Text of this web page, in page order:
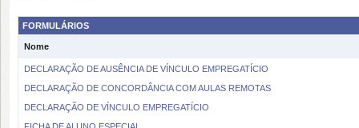
FORMULÁRIOS
Nome
DECLARAÇÃO DE AUSÊNCIA DE VÍNCULO EMPREGATÍCIO
DECLARAÇÃO DE CONCORDÂNCIA COM AULAS REMOTAS
DECLARAÇÃO DE VÍNCULO EMPREGATÍCIO